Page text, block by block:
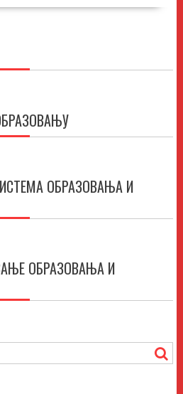
ОБРАЗОВАЊА И
ОБРАЗОВАЊА И